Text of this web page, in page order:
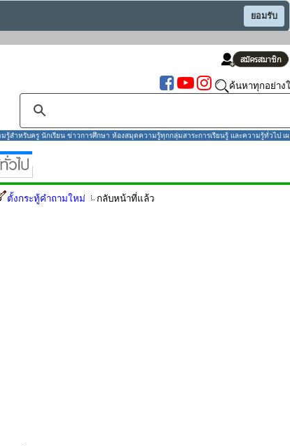
ยอมรับ
ค้นหาทุกอย่าง
สำหรับครู นักเรียน ข่าวการศึกษา ห้องสมุดความรู้ทุกกลุ่มสาระการเรียนรู้ และความรู้ทั่วไป เ
ตั้งกระทู้คำถามใหม่ กลับหน้าที่แล้ว